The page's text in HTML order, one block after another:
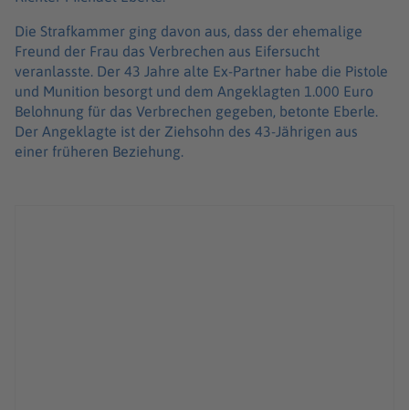
Die Strafkammer ging davon aus, dass der ehemalige
Freund der Frau das Verbrechen aus Eifersucht
veranlasste. Der 43 Jahre alte Ex-Partner habe die Pistole
und Munition besorgt und dem Angeklagten 1.000 Euro
Belohnung für das Verbrechen gegeben, betonte Eberle.
Der Angeklagte ist der Ziehsohn des 43-Jährigen aus
einer früheren Beziehung.